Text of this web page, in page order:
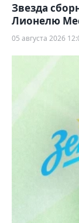
Звезда
Лионелю
05 августа 2026